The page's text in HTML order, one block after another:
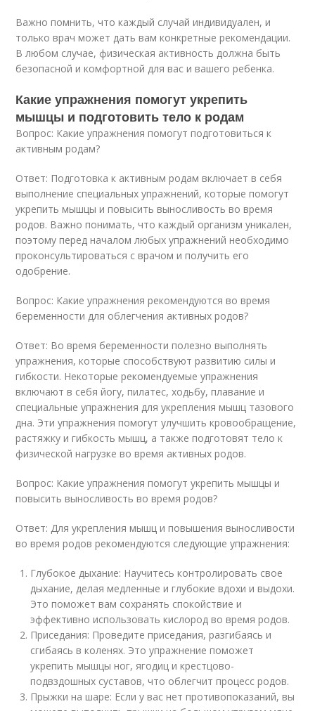
Важно помнить, что каждый случай индивидуален, и
только врач может дать вам конкретные рекомендации.
В любом случае, физическая активность должна быть
безопасной и комфортной для вас и вашего ребенка.
Какие упражнения помогут укрепить
мышцы и подготовить тело к родам
Вопрос: Какие упражнения помогут подготовиться к
активным родам?
Ответ: Подготовка к активным родам включает в себя
выполнение специальных упражнений, которые помогут
укрепить мышцы и повысить выносливость во время
родов. Важно понимать, что каждый организм уникален,
поэтому перед началом любых упражнений необходимо
проконсультироваться с врачом и получить его
одобрение.
Вопрос: Какие упражнения рекомендуются во время
беременности для облегчения активных родов?
Ответ: Во время беременности полезно выполнять
упражнения, которые способствуют развитию силы и
гибкости. Некоторые рекомендуемые упражнения
включают в себя йогу, пилатес, ходьбу, плавание и
специальные упражнения для укрепления мышц тазового
дна. Эти упражнения помогут улучшить кровообращение,
растяжку и гибкость мышц, а также подготовят тело к
физической нагрузке во время активных родов.
Вопрос: Какие упражнения помогут укрепить мышцы и
повысить выносливость во время родов?
Ответ: Для укрепления мышц и повышения выносливости
во время родов рекомендуются следующие упражнения:
Глубокое дыхание: Научитесь контролировать свое
дыхание, делая медленные и глубокие вдохи и выдохи.
Это поможет вам сохранять спокойствие и
эффективно использовать кислород во время родов.
Приседания: Проведите приседания, разгибаясь и
сгибаясь в коленях. Это упражнение поможет
укрепить мышцы ног, ягодиц и крестцово-
подвздошных суставов, что облегчит процесс родов.
Прыжки на шаре: Если у вас нет противопоказаний, вы